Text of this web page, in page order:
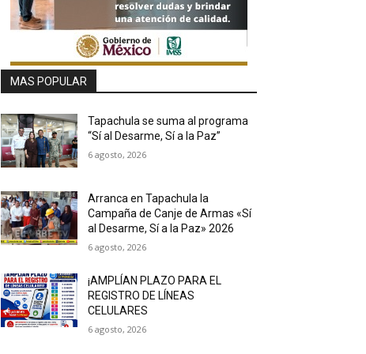
MAS POPULAR
Tapachula se suma al programa
“Sí al Desarme, Sí a la Paz”
6 agosto, 2026
Arranca en Tapachula la
Campaña de Canje de Armas «Sí
al Desarme, Sí a la Paz» 2026
6 agosto, 2026
¡AMPLÍAN PLAZO PARA EL
REGISTRO DE LÍNEAS
CELULARES
6 agosto, 2026